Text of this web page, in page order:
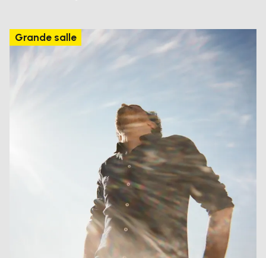
Grande salle